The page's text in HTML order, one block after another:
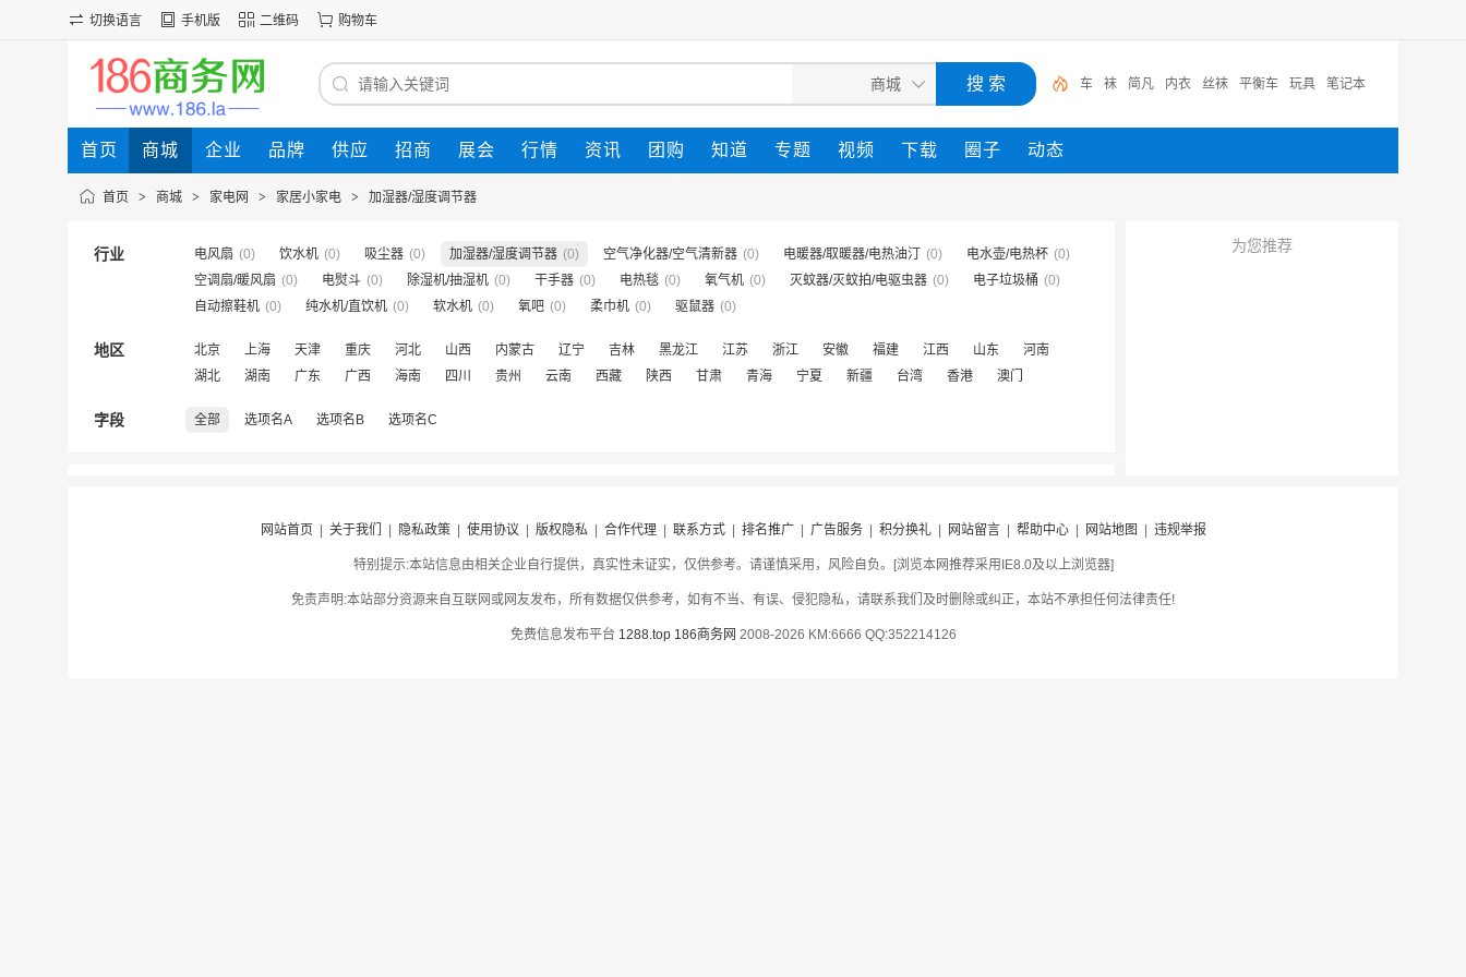
切换语言 手机版 二维码 购物车
车 袜 简凡 内衣 丝袜 平衡车 玩具 笔记本
首页 商城 企业 品牌 供应 招商 展会 行情 资讯 团购 知道 专题 视频 下载 圈子 动态
首页 > 商城 > 家电网 > 家居小家电 > 加湿器/湿度调节器
行业 电风扇 (0) 饮水机 (0) 吸尘器 (0) 加湿器/湿度调节器 (0) 空气净化器/空气清新器 (0) 电暖器/取暖器/电热油汀 (0) 电水壶/电热杯 (0)
空调扇/暖风扇 (0) 电熨斗 (0) 除湿机/抽湿机 (0) 干手器 (0) 电热毯 (0) 氧气机 (0) 灭蚊器/灭蚊拍/电驱虫器 (0) 电子垃圾桶 (0)
自动擦鞋机 (0) 纯水机/直饮机 (0) 软水机 (0) 氧吧 (0) 柔巾机 (0) 驱鼠器 (0)
地区 北京 上海 天津 重庆 河北 山西 内蒙古 辽宁 吉林 黑龙江 江苏 浙江 安徽 福建 江西 山东
河南
湖北
湖南 广东 广西 海南 四川 贵州 云南 西藏 陕西 甘肃 青海 宁夏 新疆 台湾 香港 澳门
字段 全部 选项名A 选项名B 选项名C
为您推荐
网站首页 关于我们 隐私政策| 使用协议 版权隐私| 合作代理| 联系方式| 排名推广| 广告服务| 积分换礼| 网站留言| 帮助中心| 网站地图 违规举报
特别提示:本站信息由相关企业自行提供，真实性未证实，仅供参考。请谨慎采用，风险自负。[浏览本网推荐采用IE8.0及以上浏览器]
免责声明:本站部分资源来自互联网或网友发布，所有数据仅供参考，如有不当、有误、侵犯隐私，请联系我们及时删除或纠正，本站不承担任何法律责任!
免费信息发布平台 1288.top 186商务网 2008-2026 KM:6666 QQ:352214126